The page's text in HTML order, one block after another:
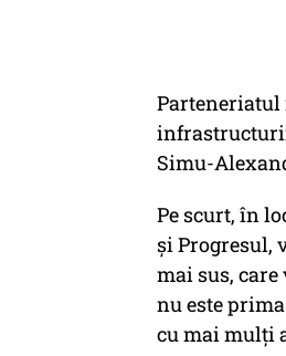
Simu-
Pe scurt, în
și Progresul,
mai sus,
nu este
cu mai mulți